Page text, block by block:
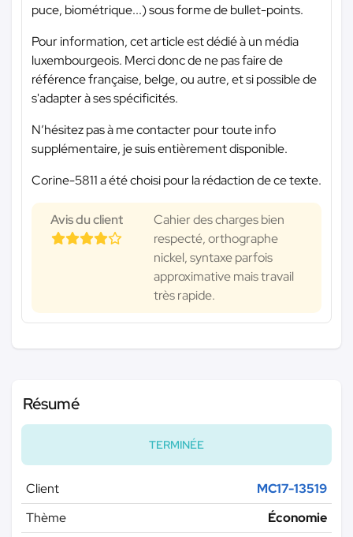
puce, biométrique...) sous forme de bullet-points.
Pour information, cet article est dédié à un média
luxembourgeois. Merci donc de ne pas faire de
référence française, belge, ou autre, et si possible de
s'adapter à ses spécificités.
N’hésitez pas à me contacter pour toute info
supplémentaire, je suis entièrement disponible.
Corine-5811 a été choisi pour la rédaction de ce texte.
Avis du client
Cahier des charges bien
respecté, orthographe
nickel, syntaxe parfois
approximative mais travail
très rapide.
Résumé
TERMINÉE
Client
MC17-13519
Thème
Économie